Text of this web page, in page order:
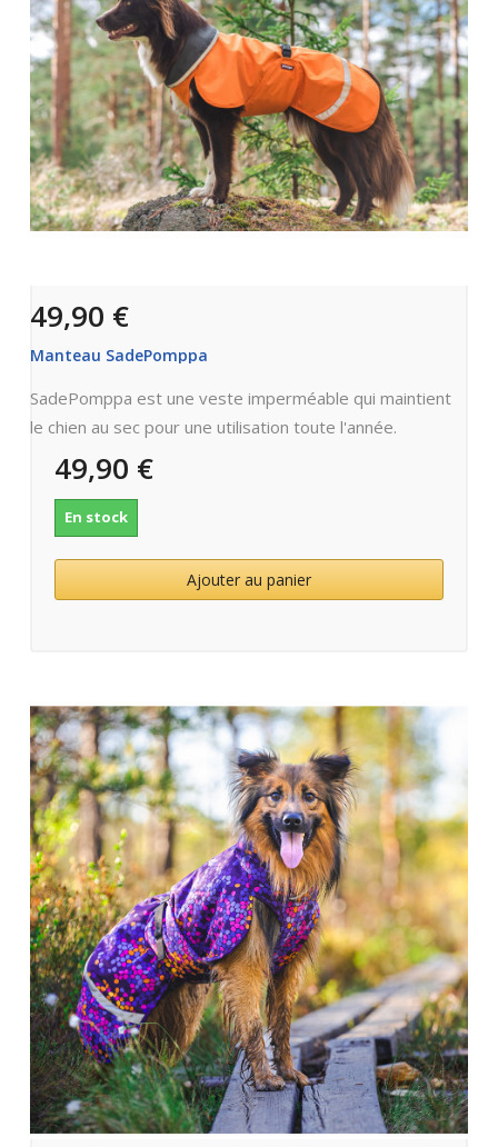
49,90 €
Manteau SadePomppa
SadePomppa est une veste imperméable qui maintient
le chien au sec pour une utilisation toute l'année.
49,90 €
En stock
Ajouter au panier